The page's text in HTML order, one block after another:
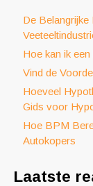
De Belangrijke
Hoe kan ik
Vind de
Hoeveel
Gids voor
Hoe BPM
Autokopers
Laatste